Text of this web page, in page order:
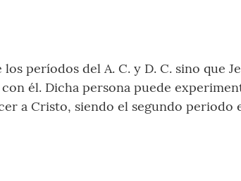
períodos del A. C. y D. C. sino que
él. Dicha persona puede
a Cristo, siendo el segundo periodo